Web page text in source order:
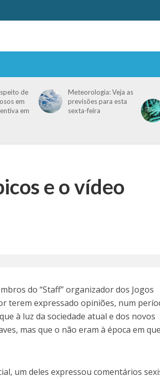
de
em
em
Meteorologia: Veja as
previsões para esta
sexta-feira
e o vídeo
do “Staff” organizador dos Jogos
terem expressado opiniões, num
à luz da sociedade atual e dos novos
mas que o não eram à época em que
um deles expressou comentários